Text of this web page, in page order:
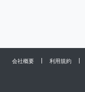
会社概要 利用規約